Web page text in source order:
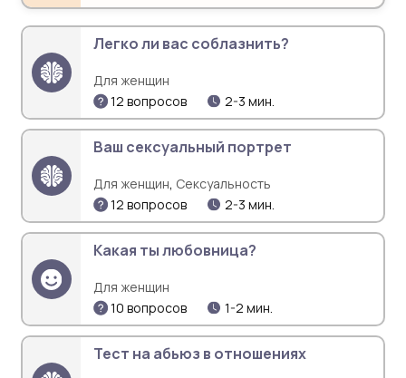
Легко ли вас соблазнить?
Для женщин
12 вопросов
2-3 мин.
Ваш сексуальный портрет
Для женщин, Сексуальность
12 вопросов
2-3 мин.
Какая ты любовница?
Для женщин
10 вопросов
1-2 мин.
Тест на абьюз в отношениях